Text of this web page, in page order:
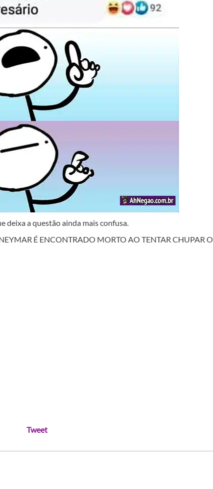
deixa a questão ainda mais confusa.
É ENCONTRADO MORTO AO TENTAR CHUPAR O
Tweet